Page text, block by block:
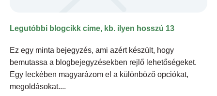
Legutóbbi blogcikk címe, kb. ilyen hosszú 13
Ez egy minta bejegyzés, ami azért készült, hogy
bemutassa a blogbejegyzésekben rejlő lehetőségeket.
Egy leckében magyarázom el a különböző opciókat,
megoldásokat.